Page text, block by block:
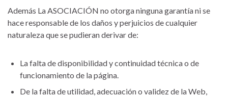
Además La ASOCIACIÓN no otorga ninguna garantía ni se
hace responsable de los daños y perjuicios de cualquier
naturaleza que se pudieran derivar de:
La falta de disponibilidad y continuidad técnica o de
funcionamiento de la página.
De la falta de utilidad, adecuación o validez de la Web,